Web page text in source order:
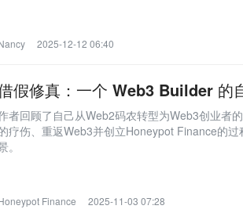
2025-12-12 06:40
假修真：一个 Web3 Builder 的
者回顾了自己从Web2码农转型为Web3创业者
疗伤、重返Web3并创立Honeypot Finance的
。
Finance 2025-11-03 07:28